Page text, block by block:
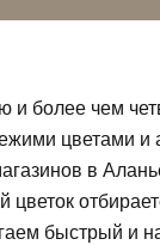
и более чем
цветами и
в
быстрый и